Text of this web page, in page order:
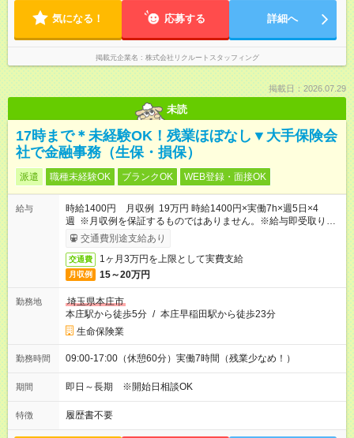
気になる！ 応募する 詳細へ
掲載元企業名 株式会社リクルートスタッフィング
掲載日：2026.07.29
未読
17時まで＊未経験OK！残業ほぼなし▼大手保険会
社で金融事務（生保・損保）
派遣 職種未経験OK ブランクOK WEB登録・面接OK
給与
時給1400円 月収例 19万円 時給1400円×実働7h×週5日×4
週 ※月収例を保証するものではありません。※給与即受取りサ
ービス利用可（利用条件有）
交通費別途支給あり
交通費 1ヶ月3万円を上限として実費支給
月収例 15～20万円
勤務地
埼玉県本庄市
本庄駅から徒歩5分 / 本庄早稲田駅から徒歩23分
生命保険業
勤務時間 09:00-17:00（休憩60分）実働7時間（残業少なめ！）
期間 即日～長期 ※開始日相談OK
特徴 履歴書不要